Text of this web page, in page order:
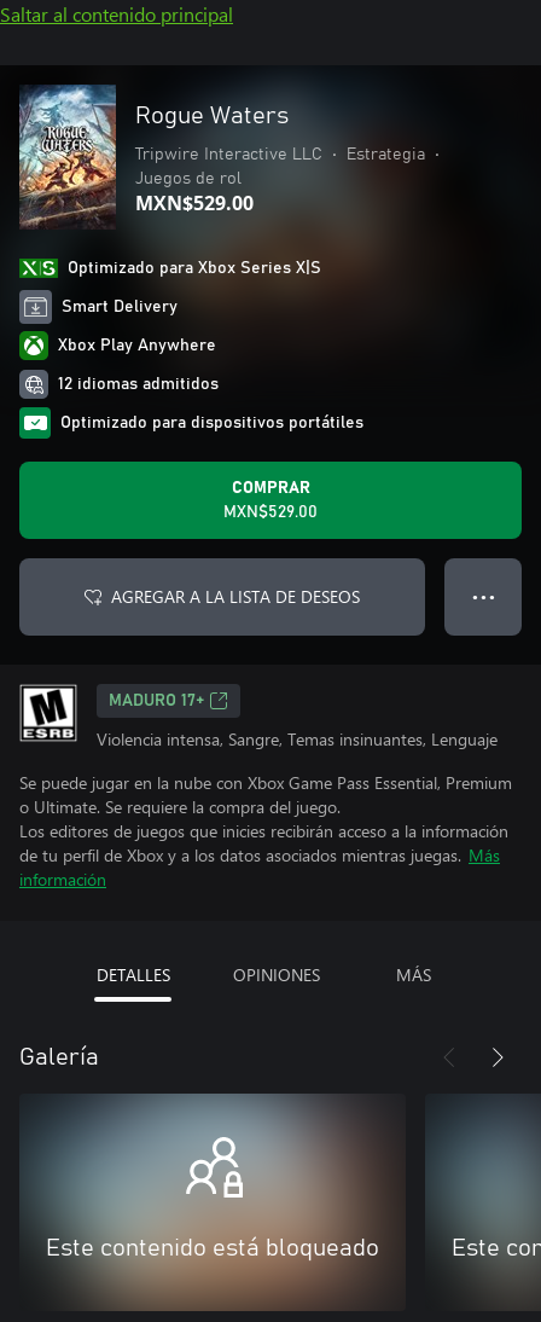
Saltar al contenido principal
Rogue Waters
Tripwire Interactive LLC • Estrategia
•
Juegos de rol
MXN$529.00
Optimizado para Xbox Series X|S
Smart Delivery
Xbox Play Anywhere
12 idiomas admitidos
Optimizado para dispositivos portátiles
COMPRAR
MXN$529.00
AGREGAR A LA LISTA DE DESEOS ● ● ●
MADURO 17+
Violencia intensa, Sangre, Temas insinuantes, Lenguaje
Se puede jugar en la nube con Xbox Game Pass Essential, Premium
o Ultimate. Se requiere la compra del juego.
Los editores de juegos que inicies recibirán acceso a la información
de tu perfil de Xbox y a los datos asociados mientras juegas. Más
información
DETALLES OPINIONES MÁS
Galería
Este contenido está bloqueado Este